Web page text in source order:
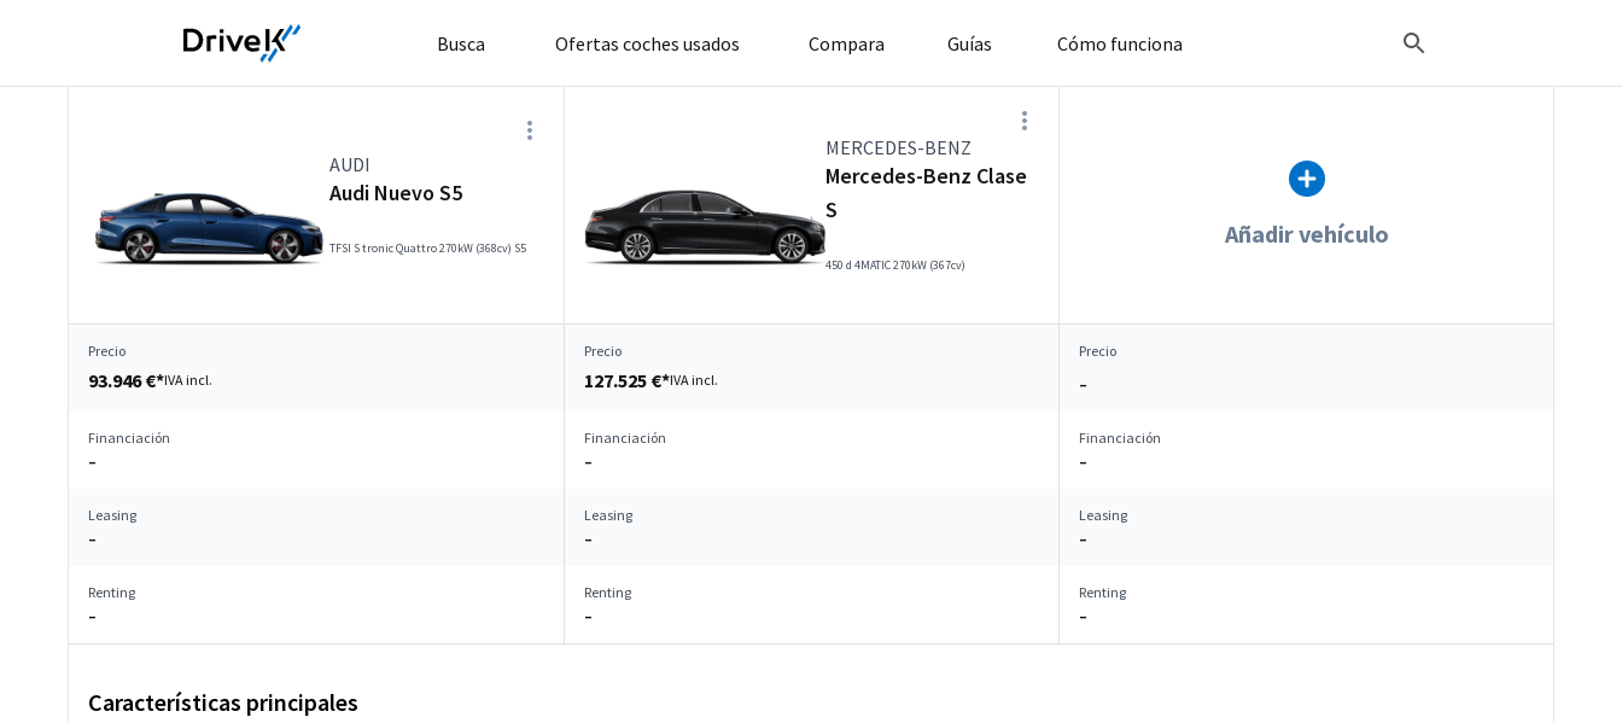
Busca Ofertas coches usados Compara Guías Cómo funciona
AUDI
Audi Nuevo S5
TFSI S tronic Quattro 270kW (368cv) S5
MERCEDES-BENZ
Mercedes-Benz Clase
S
450 d 4MATIC 270kW (367cv)
Añadir vehículo
Precio
93.946 €*IVA incl.
Precio
127.525 €*IVA incl.
Precio
–
Financiación
–
Financiación
–
Financiación
–
Leasing
–
Leasing
–
Leasing
–
Renting
–
Renting
–
Renting
–
Características principales